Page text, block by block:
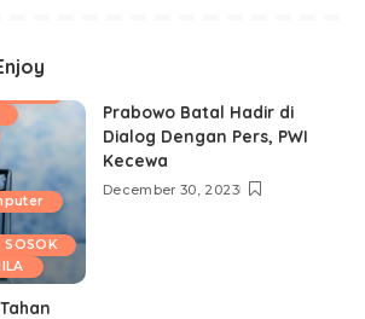
SOSOK
Prabowo Batal Hadir di
Dialog Dengan Pers, PWI
Kecewa
December 30, 2023